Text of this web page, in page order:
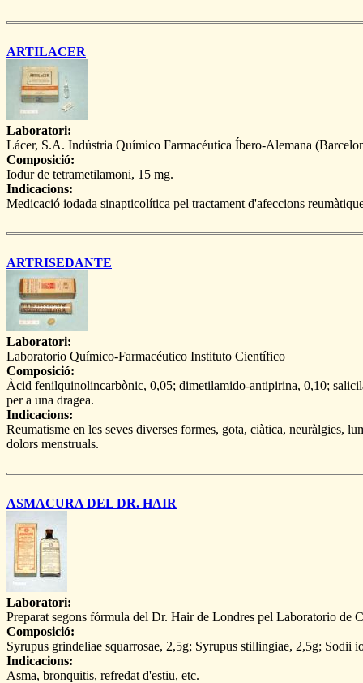
ARTILACER
Laboratori:
Lácer, S.A. Indústria Químico Farmacéutica Íbero-Alemana
Composició:
Iodur de tetrametilamoni, 15 mg.
Indicacions:
Medicació iodada sinapticolítica pel tractament d'afeccions
ARTRISEDANTE
Laboratori:
Laboratorio Químico-Farmacéutico Instituto Científico
Composició:
Àcid fenilquinolincarbònic, 0,05; dimetilamido-antipirina, 0,10;
per a una dragea.
Indicacions:
Reumatisme en les seves diverses formes, gota, ciàtica, neuràlgies,
dolors menstruals.
ASMACURA DEL DR. HAIR
Laboratori:
Preparat segons fórmula del Dr. Hair de Londres pel Laboratorio de
Composició:
Syrupus grindeliae squarrosae, 2,5g; Syrupus stillingiae, 2,5g;
Indicacions:
Asma, bronquitis, refredat d'estiu, etc.